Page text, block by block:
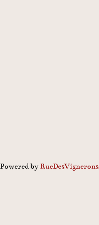
Powered byRueDesVignerons